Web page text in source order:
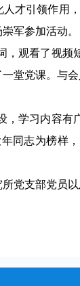
人才引领作用 ，
军参加活动。
，观看了视频
一堂党课。 与
，学习内容有
同志为榜样 ，
党支部党员